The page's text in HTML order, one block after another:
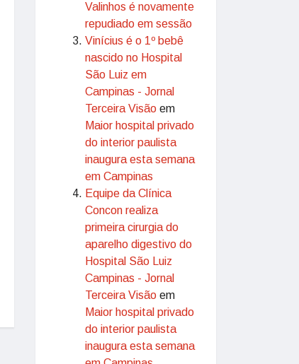
Valinhos é novamente
repudiado em sessão
Vinícius é o 1º bebê
nascido no Hospital
São Luiz em
Campinas - Jornal
Terceira Visão em
Maior hospital privado
do interior paulista
inaugura esta semana
em Campinas
Equipe da Clínica
Concon realiza
primeira cirurgia do
aparelho digestivo do
Hospital São Luiz
Campinas - Jornal
Terceira Visão em
Maior hospital privado
do interior paulista
inaugura esta semana